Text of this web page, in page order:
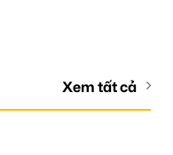
Xem tất cả